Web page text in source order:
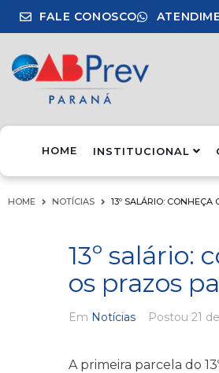
FALE CONOSCO
HOME INSTITUCIONAL
HOME NOTÍCIAS 13º SALÁRIO:
13º salário:
os prazos
Em Notícias Postou 21
A primeira parcela do